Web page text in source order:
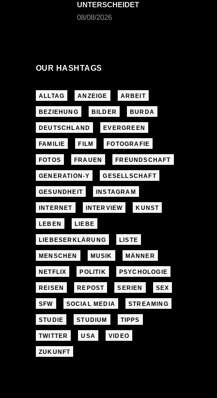
UNTERSCHEIDET
08/08/2026
OUR HASHTAGS
ALLTAG ANZEIGE ARBEIT
BEZIEHUNG BILDER BURDA
DEUTSCHLAND EVERGREEN
FAMILIE FILM FOTOGRAFIE
FOTOS FRAUEN FREUNDSCHAFT
GENERATION-Y GESELLSCHAFT
GESUNDHEIT INSTAGRAM
INTERNET INTERVIEW KUNST
LEBEN LIEBE
LIEBESERKLÄRUNG LISTE
MENSCHEN MUSIK MÄNNER
NETFLIX POLITIK PSYCHOLOGIE
REISEN REPOST SERIEN SEX
SFW SOCIAL MEDIA STREAMING
STUDIE STUDIUM TIPPS
TWITTER USA VIDEO
ZUKUNFT